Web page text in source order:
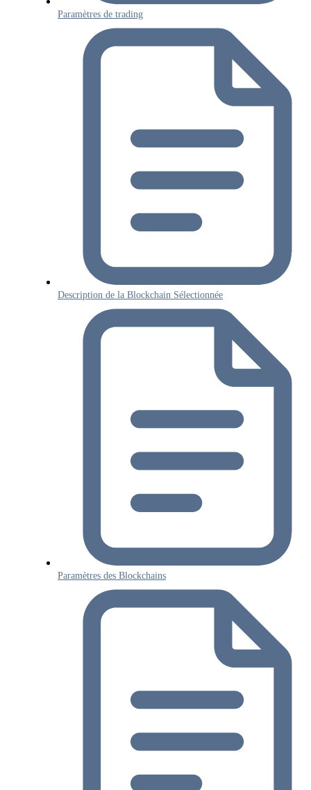
Paramètres de trading
Description de la Blockchain Sélectionnée
Paramètres des Blockchains